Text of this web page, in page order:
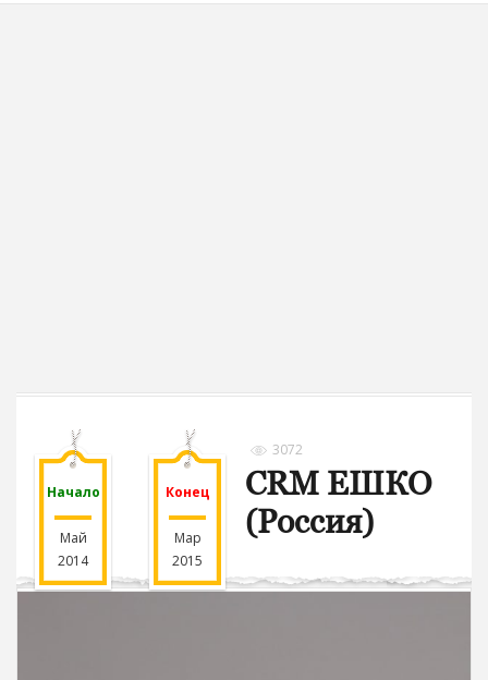
3072
CRM ЕШКО
(Россия)
Начало
Май
2014
Конец
Мар
2015